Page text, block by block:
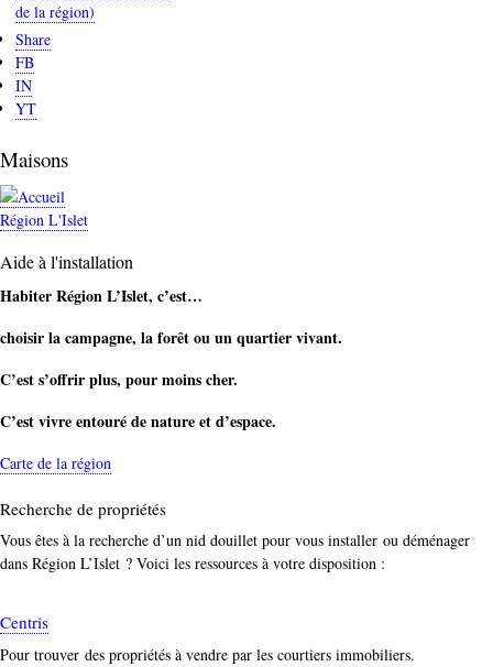
de la région)
Share
FB
IN
YT
Maisons
Région L'Islet
Aide à l'installation
Habiter Région L’Islet, c’est…
choisir la campagne, la forêt ou un quartier vivant.
C’est s’offrir plus, pour moins cher.
C’est vivre entouré de nature et d’espace.
Carte de la région
Recherche de propriétés
Vous êtes à la recherche d’un nid douillet pour vous installer ou déménager
dans Région L’Islet ? Voici les ressources à votre disposition :
Centris
Pour trouver des propriétés à vendre par les courtiers immobiliers.